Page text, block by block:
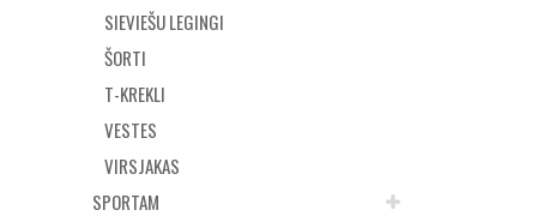
SIEVIEŠU LEGINGI
ŠORTI
T-KREKLI
VESTES
VIRSJAKAS
SPORTAM